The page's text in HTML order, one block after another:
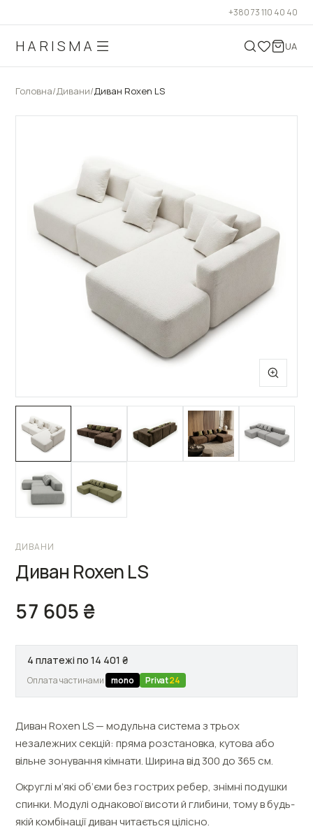
+380 73 110 40 40
HARISMA UA
Головна/Дивани/Диван Roxen LS
ДИВАНИ
Диван Roxen LS
57 605 ₴
4 платежі по 14 401 ₴
Оплата частинами mono Privat24
Диван Roxen LS — модульна система з трьох
незалежних секцій: пряма розстановка, кутова або
вільне зонування кімнати. Ширина від 300 до 365 см.
Округлі м’які об’єми без гострих ребер, знімні подушки
спинки. Модулі однакової висоти й глибини, тому в будь-
якій комбінації диван читається цілісно.